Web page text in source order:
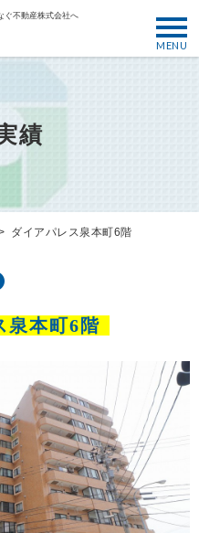
ぐ不動産株式会社へ
MENU
る理由
績
ダイアパレス泉本町6階
泉本町6階